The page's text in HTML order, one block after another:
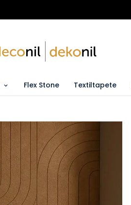
Flex Stone Textiltapete